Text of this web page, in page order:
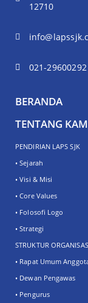
12710
021-29600292
BERANDA
TENTANG
PENDIRIAN LAPS SJK
• Sejarah
• Visi & Misi
• Core Values
• Folosofi Logo
• Strategi
STRUKTUR
• Rapat Umum
• Dewan Pengawas
• Pengurus